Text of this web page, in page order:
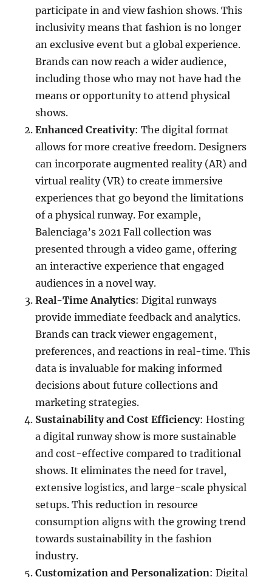
participate in and view fashion shows. This
inclusivity means that fashion is no longer
an exclusive event but a global experience.
Brands can now reach a wider audience,
including those who may not have had the
means or opportunity to attend physical
shows.
Enhanced Creativity: The digital format
allows for more creative freedom. Designers
can incorporate augmented reality (AR) and
virtual reality (VR) to create immersive
experiences that go beyond the limitations
of a physical runway. For example,
Balenciaga’s 2021 Fall collection was
presented through a video game, offering
an interactive experience that engaged
audiences in a novel way.
Real-Time Analytics: Digital runways
provide immediate feedback and analytics.
Brands can track viewer engagement,
preferences, and reactions in real-time. This
data is invaluable for making informed
decisions about future collections and
marketing strategies.
Sustainability and Cost Efficiency: Hosting
a digital runway show is more sustainable
and cost-effective compared to traditional
shows. It eliminates the need for travel,
extensive logistics, and large-scale physical
setups. This reduction in resource
consumption aligns with the growing trend
towards sustainability in the fashion
industry.
Customization and Personalization: Digital